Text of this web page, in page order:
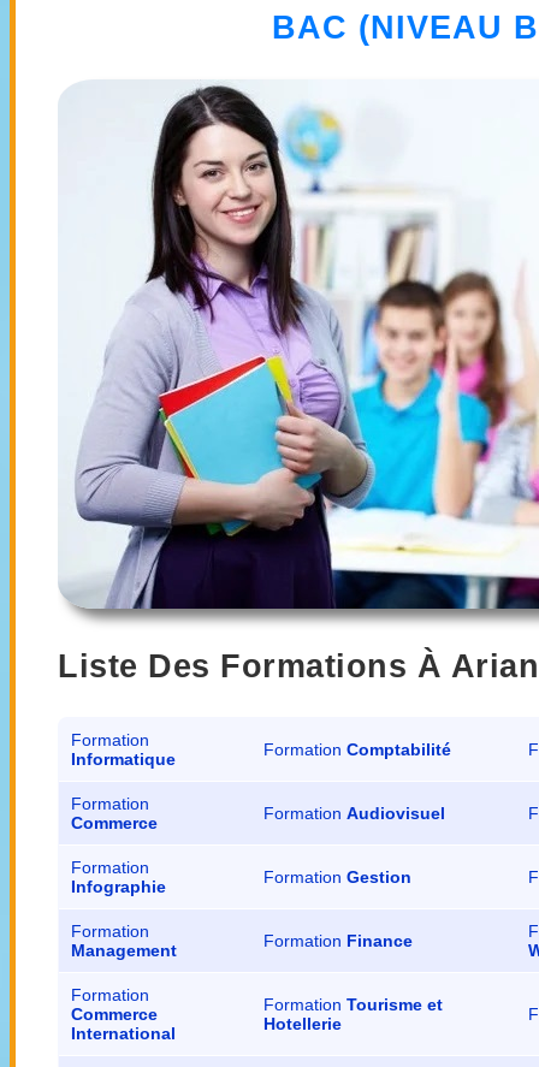
BAC (NIVEAU
Liste Des Formations À
Formation
Informatique
Formation Comptabilité
Formation
Commerce
Formation Audiovisuel
Formation
Infographie
Formation Gestion
Formation
Management
Formation Finance
Formation
Commerce
International
Formation Tourisme et
Hotellerie